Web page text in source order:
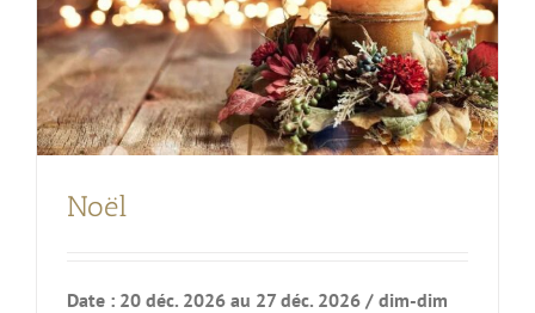
Noël
Date : 20 déc. 2026 au 27 déc. 2026 / dim-dim